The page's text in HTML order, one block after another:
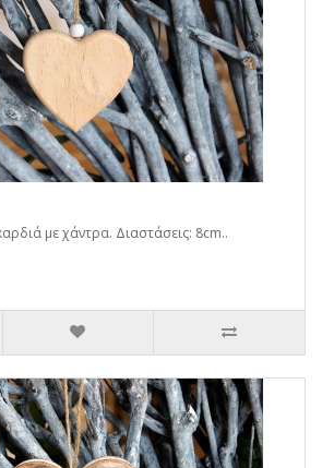
με χάντρα. Διαστάσεις: 8cm..